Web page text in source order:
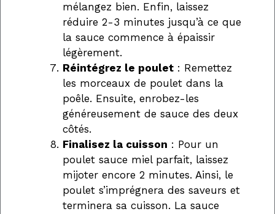
mélangez bien. Enfin, laissez
réduire 2-3 minutes jusqu’à ce que
la sauce commence à épaissir
légèrement.
Réintégrez le poulet : Remettez
les morceaux de poulet dans la
poêle. Ensuite, enrobez-les
généreusement de sauce des deux
côtés.
Finalisez la cuisson : Pour un
poulet sauce miel parfait, laissez
mijoter encore 2 minutes. Ainsi, le
poulet s’imprégnera des saveurs et
terminera sa cuisson. La sauce